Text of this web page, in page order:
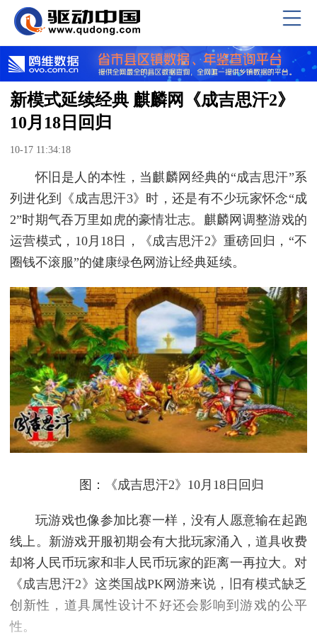
新模式延续经典 麒麟网《成吉思汗2》
10月18日回归
10-17 11:34:18
怀旧是人的本性，当麒麟网经典的“成吉思汗”系
列进化到《成吉思汗3》时，还是有不少玩家怀念“成
2”时期气吞万里如虎的豪情壮志。麒麟网调整游戏的
运营模式，10月18日，《成吉思汗2》重磅回归，“不
圈钱不滚服”的健康绿色网游让经典延续。
图：《成吉思汗2》10月18日回归
玩游戏也像参加比赛一样，没有人愿意输在起跑
线上。新游戏开服初期会有大批玩家涌入，道具收费
却将人民币玩家和非人民币玩家的距离一再拉大。对
《成吉思汗2》这类国战PK网游来说，旧有模式缺乏
创新性，道具属性设计不好还会影响到游戏的公平
性。